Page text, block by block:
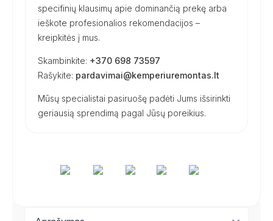
specifinių klausimų apie dominančią prekę arba
ieškote profesionalios rekomendacijos –
kreipkitės į mus.
Skambinkite: +370 698 73597
Rašykite: pardavimai@kemperiuremontas.lt
Mūsų specialistai pasiruošę padėti Jums išsirinkti
geriausią sprendimą pagal Jūsų poreikius.